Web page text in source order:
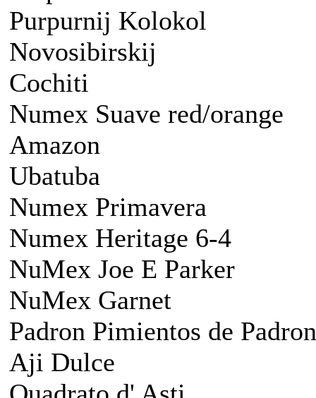
Purpurnij Kolokol
Novosibirskij
Cochiti
Numex Suave red/orange
Amazon
Ubatuba
Numex Primavera
Numex Heritage 6-4
NuMex Joe E Parker
NuMex Garnet
Padron Pimientos de Padron
Aji Dulce